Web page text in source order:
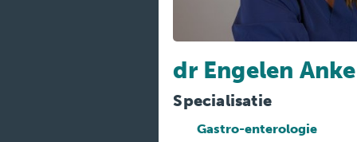
dr Engelen Anke
Specialisatie
Gastro-enterologie